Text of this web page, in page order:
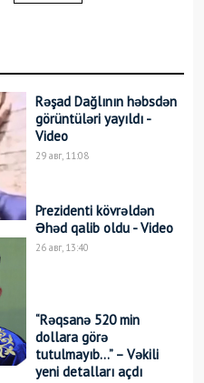
Rəşad Dağlının həbsdən
görüntüləri yayıldı -
Video
29 авг, 11:08
Prezidenti kövrəldən
Əhəd qalib oldu - Video
26 авг, 13:40
“Rəqsanə 520 min
dollara görə
tutulmayıb…” – Vəkili
yeni detalları açdı